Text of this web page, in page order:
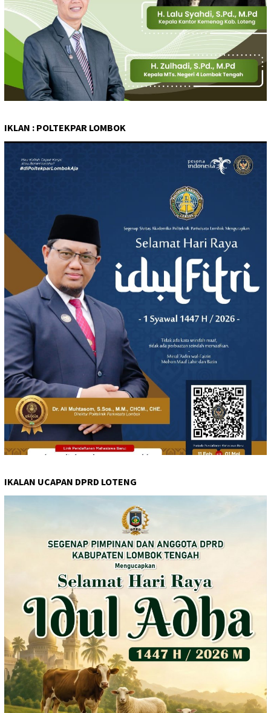
IKLAN : POLTEKPAR LOMBOK
IKALAN UCAPAN DPRD LOTENG